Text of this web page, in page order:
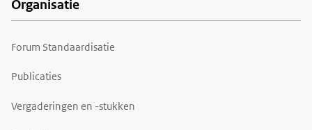
Organisatie
Forum Standaardisatie
Publicaties
Vergaderingen en -stukken